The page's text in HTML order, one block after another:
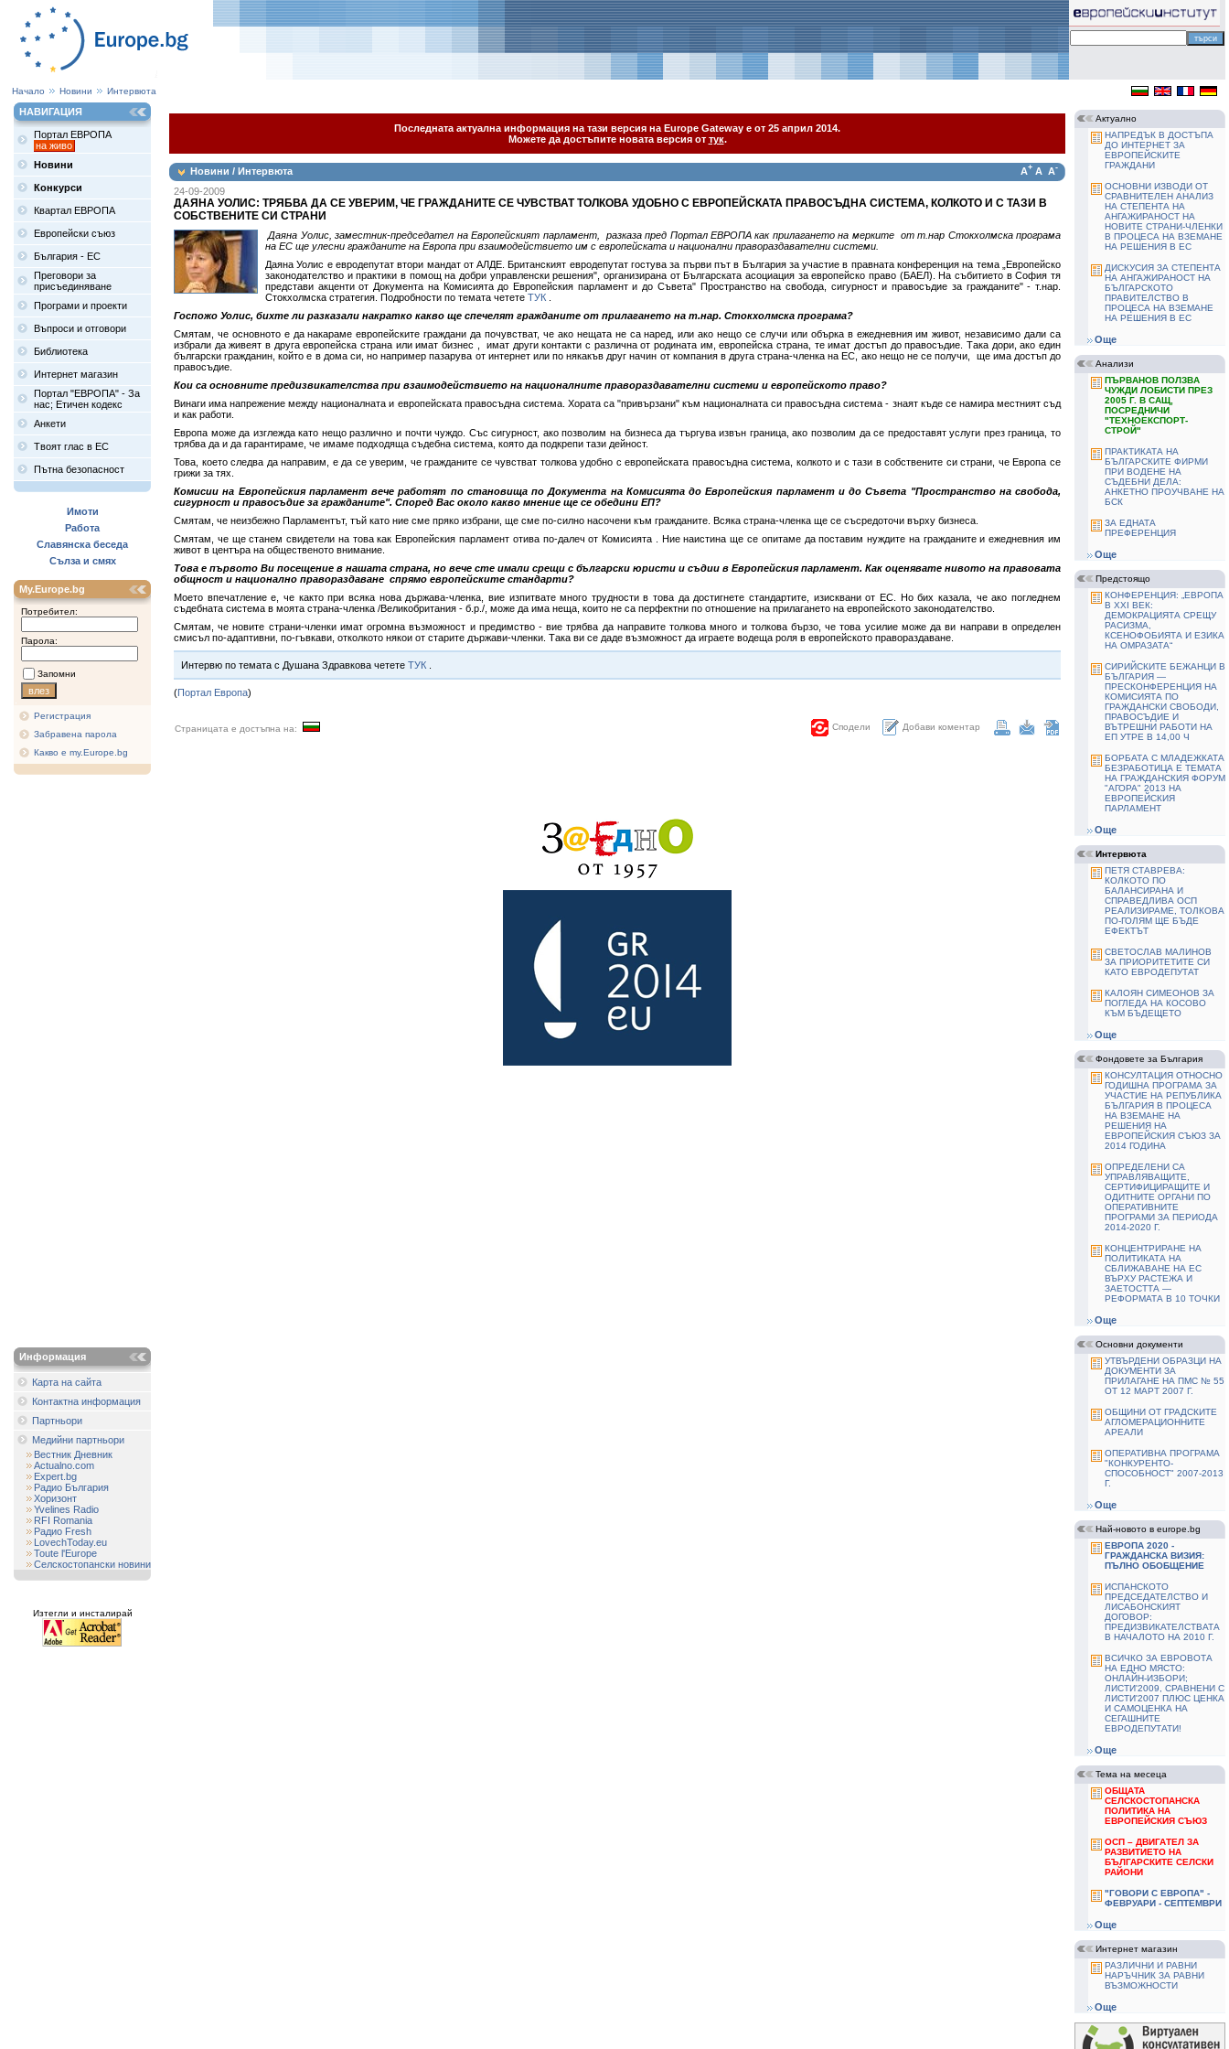
Начало Новини Интервюта
НАВИГАЦИЯ
Портал ЕВРОПА
на живо
Новини
Конкурси
Квартал ЕВРОПА
Европейски съюз
България - ЕС
Преговори за
присъединяване
Програми и проекти
Въпроси и отговори
Библиотека
Интернет магазин
Портал "ЕВРОПА" - За
нас; Етичен кодекс
Анкети
Твоят глас в ЕС
Пътна безопасност
Имоти
Работа
Славянска беседа
Сълза и смях
My.Europe.bg
Потребител:
Парола:
Запомни
Регистрация
Забравена парола
Какво е my.Europe.bg
Информация
Карта на сайта
Контактна информация
Партньори
Медийни партньори
Вестник Дневник
Actualno.com
Expert.bg
Радио България
Хоризонт
Yvelines Radio
RFI Romania
Радио Fresh
LovechToday.eu
Toute l'Europe
Селскостопански новини
Изтегли и инсталирай
Последната актуална информация на тази версия на Europe Gateway е от 25 април 2014.
Можете да достъпите новата версия от тук.
Новини / Интервюта A+ A A-
24-09-2009
ДАЯНА УОЛИС: ТРЯБВА ДА СЕ УВЕРИМ, ЧЕ ГРАЖДАНИТЕ СЕ ЧУВСТВАТ ТОЛКОВА УДОБНО С ЕВРОПЕЙСКАТА ПРАВОСЪДНА СИСТЕМА, КОЛКОТО И С ТАЗИ В
СОБСТВЕНИТЕ СИ СТРАНИ
Даяна Уолис, заместник-председател на Европейският парламент, разказапред Портал ЕВРОПАкак прилагането на мерките от т.нар Стокхолмска програма
на ЕС ще улесни гражданите на Европа при взаимодействието им с европейската и национални правораздавателни системи.
Даяна Уолис е евродепутат втори мандат от АЛДЕ. Британският евродепутат гостува за първи път в България за участие в правната конференция на тема „Европейско
законодателство и практики в помощ на добри управленски решения", организирана от Българската асоциация за европейско право (БАЕЛ). На събитието в София тя
представи акценти от Документа на Комисията до Европейския парламент и до Съвета" Пространство на свобода, сигурност и правосъдие за гражданите" - т.нар.
Стокхолмска стратегия. Подробности по темата четете ТУК
Госпожо Уолис, бихте ли разказали накратко какво ще спечелят гражданите от прилагането на т.нар. Стокхолмска програма?
Смятам, че основното е да накараме европейските граждани да почувстват, че ако нещата не са наред, или ако нещо се случи или обърка в ежедневния им живот, независимо дали са
избрали да живеят в друга европейска страна или имат бизнес , имат други контакти с различна от родината им, европейска страна, те имат достъп до правосъдие. Така дори, ако един
български гражданин, който е в дома си, но например пазарува от интернет или по някакъв друг начин от компания в друга страна-членка на ЕС, ако нещо не се получи, ще има достъп до
правосъдие.
Кои са основните предизвикателства при взаимодействието на националните правораздавателни системи и европейското право?
Винаги има напрежение между националната и европейската правосъдна система. Хората са "привързани" към националната си правосъдна система - знаят къде се намира местният съд
и как работи.
Европа може да изглежда като нещо различно и почти чуждо. Със сигурност, ако позволим на бизнеса да търгува извън граница, ако позволим да се предоставят услуги през граница, то
трябва да и да гарантираме, че имаме подходяща съдебна система, която да подкрепи тази дейност.
Това, което следва да направим, е да се уверим, че гражданите се чувстват толкова удобно с европейската правосъдна система, колкото и с тази в собствените си страни, че Европа се
грижи за тях.
Комисии на Европейския парламент вече работят по становища по Документа на Комисията до Европейския парламент и до Съвета "Пространство на свобода,
сигурност и правосъдие за гражданите". Според Вас около какво мнение ще се обедини ЕП?
Смятам, че неизбежно Парламентът, тъй като ние сме пряко избрани, ще сме по-силно насочени към гражданите. Всяка страна-членка ще се съсредоточи върху бизнеса.
Смятам, че ще станем свидетели на това как Европейския парламент отива по-далеч от Комисията . Ние наистина ще се опитаме да поставим нуждите на гражданите и ежедневния им
живот в центъра на общественото внимание.
Това е първото Ви посещение в нашата страна, но вече сте имали срещи с български юристи и съдии в Европейския парламент. Как оценявате нивото на правовата
общност и национално правораздаване спрямо европейските стандарти?
Моето впечатление е, че както при всяка нова държава-членка, вие изпитвате много трудности в това да достигнете стандартите, изисквани от ЕС. Но бих казала, че ако погледнем
съдебната система в моята страна-членка /Великобритания - б.р./, може да има неща, които не са перфектни по отношение на прилагането на европейското законодателство.
Смятам, че новите страни-членки имат огромна възможност и предимство - вие трябва да направите толкова много и толкова бързо, че това усилие може да ви направи в определен
смисъл по-адаптивни, по-гъвкави, отколкото някои от старите държави-членки. Така ви се даде възможност да играете водеща роля в европейското правораздаване.
Интервю по темата с Душана Здравкова четете ТУК
(Портал Европа)
Страницата е достъпна на: Сподели Добави коментар
Актуално
НАПРЕДЪК В ДОСТЪПА
ДО ИНТЕРНЕТ ЗА
ЕВРОПЕЙСКИТЕ
ГРАЖДАНИ
ОСНОВНИ ИЗВОДИ ОТ
СРАВНИТЕЛЕН АНАЛИЗ
НА СТЕПЕНТА НА
АНГАЖИРАНОСТ НА
НОВИТЕ СТРАНИ-ЧЛЕНКИ
В ПРОЦЕСА НА ВЗЕМАНЕ
НА РЕШЕНИЯ В ЕС
ДИСКУСИЯ ЗА СТЕПЕНТА
НА АНГАЖИРАНОСТ НА
БЪЛГАРСКОТО
ПРАВИТЕЛСТВО В
ПРОЦЕСА НА ВЗЕМАНЕ
НА РЕШЕНИЯ В ЕС
Още
Анализи
ПЪРВАНОВ ПОЛЗВА
ЧУЖДИ ЛОБИСТИ ПРЕЗ
2005 Г. В САЩ,
ПОСРЕДНИЧИ
"TЕХНОЕКСПОРТ-
СТРОЙ"
ПРАКТИКАТА НА
БЪЛГАРСКИТЕ ФИРМИ
ПРИ ВОДЕНЕ НА
СЪДЕБНИ ДЕЛА:
АНКЕТНО ПРОУЧВАНЕ НА
БСК
ЗА ЕДНАТА
ПРЕФЕРЕНЦИЯ
Още
Предстоящо
КОНФЕРЕНЦИЯ: „ЕВРОПА
В ХХІ ВЕК:
ДЕМОКРАЦИЯТА СРЕЩУ
РАСИЗМА,
КСЕНОФОБИЯТА И ЕЗИКА
НА ОМРАЗАТА“
СИРИЙСКИТЕ БЕЖАНЦИ В
БЪЛГАРИЯ —
ПРЕСКОНФЕРЕНЦИЯ НА
КОМИСИЯТА ПО
ГРАЖДАНСКИ СВОБОДИ,
ПРАВОСЪДИЕ И
ВЪТРЕШНИ РАБОТИ НА
ЕП УТРЕ В 14,00 Ч
БОРБАТА С МЛАДЕЖКАТА
БЕЗРАБОТИЦА Е ТЕМАТА
НА ГРАЖДАНСКИЯ ФОРУМ
"АГОРА" 2013 НА
ЕВРОПЕЙСКИЯ
ПАРЛАМЕНТ
Още
Интервюта
ПЕТЯ СТАВРЕВА:
КОЛКОТО ПО
БАЛАНСИРАНА И
СПРАВЕДЛИВА ОСП
РЕАЛИЗИРАМЕ, ТОЛКОВА
ПО-ГОЛЯМ ЩЕ БЪДЕ
ЕФЕКТЪТ
СВЕТОСЛАВ МАЛИНОВ
ЗА ПРИОРИТЕТИТЕ СИ
КАТО ЕВРОДЕПУТАТ
КАЛОЯН СИМЕОНОВ ЗА
ПОГЛЕДА НА КОСОВО
КЪМ БЪДЕЩЕТО
Още
Фондовете за България
КОНСУЛТАЦИЯ ОТНОСНО
ГОДИШНА ПРОГРАМА ЗА
УЧАСТИЕ НА РЕПУБЛИКА
БЪЛГАРИЯ В ПРОЦЕСА
НА ВЗЕМАНЕ НА
РЕШЕНИЯ НА
ЕВРОПЕЙСКИЯ СЪЮЗ ЗА
2014 ГОДИНА
ОПРЕДЕЛЕНИ СА
УПРАВЛЯВАЩИТЕ,
СЕРТИФИЦИРАЩИТЕ И
ОДИТНИТЕ ОРГАНИ ПО
ОПЕРАТИВНИТЕ
ПРОГРАМИ ЗА ПЕРИОДА
2014-2020 Г.
КОНЦЕНТРИРАНЕ НА
ПОЛИТИКАТА НА
СБЛИЖАВАНЕ НА ЕС
ВЪРХУ РАСТЕЖА И
ЗАЕТОСТТА —
РЕФОРМАТА В 10 ТОЧКИ
Още
Основни документи
УТВЪРДЕНИ ОБРАЗЦИ НА
ДОКУМЕНТИ ЗА
ПРИЛАГАНЕ НА ПМС № 55
ОТ 12 МАРТ 2007 Г.
ОБЩИНИ ОТ ГРАДСКИТЕ
АГЛОМЕРАЦИОННИТЕ
АРЕАЛИ
ОПЕРАТИВНА ПРОГРАМА
"КОНКУРЕНТО-
СПОСОБНОСТ" 2007-2013
Г.
Още
Най-новото в europe.bg
ЕВРОПА 2020 -
ГРАЖДАНСКА ВИЗИЯ:
ПЪЛНО ОБОБЩЕНИЕ
ИСПАНСКОТО
ПРЕДСЕДАТЕЛСТВО И
ЛИСАБОНСКИЯТ
ДОГОВОР:
ПРЕДИЗВИКАТЕЛСТВАТА
В НАЧАЛОТО НА 2010 Г.
ВСИЧКО ЗА ЕВРОВОТА
НА ЕДНО МЯСТО:
ОНЛАЙН-ИЗБОРИ;
ЛИСТИ'2009, СРАВНЕНИ С
ЛИСТИ'2007 ПЛЮС ЦЕНКА
И САМОЦЕНКА НА
СЕГАШНИТЕ
ЕВРОДЕПУТАТИ!
Още
Тема на месеца
ОБЩАТА
СЕЛСКОСТОПАНСКА
ПОЛИТИКА НА
ЕВРОПЕЙСКИЯ СЪЮЗ
ОСП – ДВИГАТЕЛ ЗА
РАЗВИТИЕТО НА
БЪЛГАРСКИТЕ СЕЛСКИ
РАЙОНИ
"ГОВОРИ С ЕВРОПА" -
ФЕВРУАРИ - СЕПТЕМВРИ
Още
Интернет магазин
РАЗЛИЧНИ И РАВНИ
НАРЪЧНИК ЗА РАВНИ
ВЪЗМОЖНОСТИ
Още